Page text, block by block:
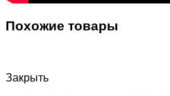
Похожие товары
Закрыть